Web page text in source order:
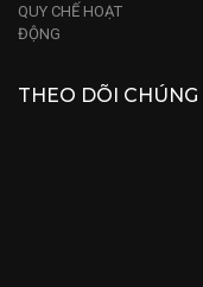
QUY CHẾ HOẠT
ĐỘNG
THEO DÕI CHÚNG